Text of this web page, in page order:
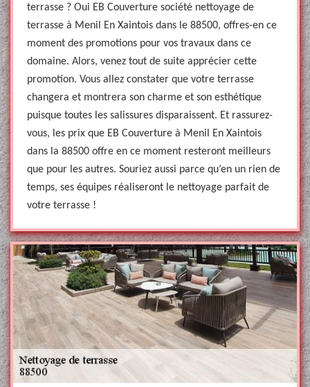
terrasse ? Oui EB Couverture société nettoyage de
terrasse à Menil En Xaintois dans le 88500, offres-en ce
moment des promotions pour vos travaux dans ce
domaine. Alors, venez tout de suite apprécier cette
promotion. Vous allez constater que votre terrasse
changera et montrera son charme et son esthétique
puisque toutes les salissures disparaissent. Et rassurez-
vous, les prix que EB Couverture à Menil En Xaintois
dans la 88500 offre en ce moment resteront meilleurs
que pour les autres. Souriez aussi parce qu’en un rien de
temps, ses équipes réaliseront le nettoyage parfait de
votre terrasse !